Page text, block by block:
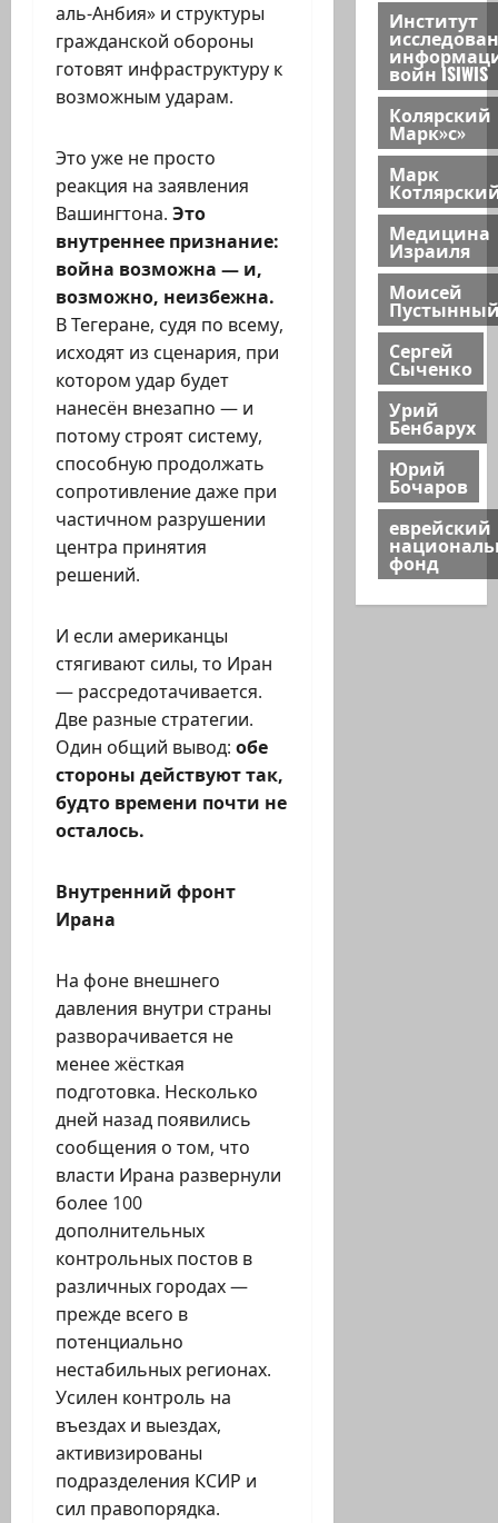
аль-Анбия» и структуры
гражданской обороны
готовят инфраструктуру к
возможным ударам.
Это уже не просто
реакция на заявления
Вашингтона. Это
внутреннее признание:
война возможна — и,
возможно, неизбежна.
В Тегеране, судя по всему,
исходят из сценария, при
котором удар будет
нанесён внезапно — и
потому строят систему,
способную продолжать
сопротивление даже при
частичном разрушении
центра принятия
решений.
И если американцы
стягивают силы, то Иран
— рассредотачивается.
Две разные стратегии.
Один общий вывод: обе
стороны действуют так,
будто времени почти не
осталось.
Внутренний фронт
Ирана
На фоне внешнего
давления внутри страны
разворачивается не
менее жёсткая
подготовка. Несколько
дней назад появились
сообщения о том, что
власти Ирана развернули
более 100
дополнительных
контрольных постов в
различных городах —
прежде всего в
потенциально
нестабильных регионах.
Усилен контроль на
въездах и выездах,
активизированы
подразделения КСИР и
сил правопорядка.
Институт
войн ISIWIS
Колярский
Марк»с»
Марк
Медицина
Израиля
Моисей
Сергей
Сыченко
Урий
Бенбарух
Юрий
Бочаров
еврейский
фонд